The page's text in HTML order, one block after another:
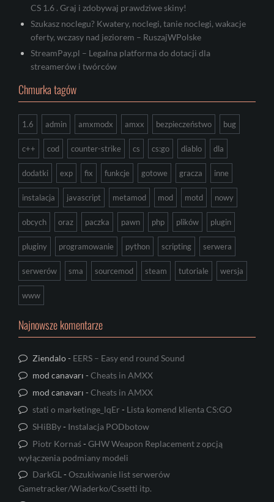
CS 1.6 . Graj i zdobywaj prawdziwe skiny!
Szukasz noclegu? Kwatery, noclegi, tanie noclegi, wakacje
oferty, wczasy nad jeziorem – RuszajWPolske
StreamPay.pl – Legalna platforma do dotacji dla
streamerów i twórców
Chmurka tagów
1.6 admin amxmodx amxx bezpieczeństwo bug
c++ cod counter-strike cs cs:go diablo dla
dodatki exp fix funkcje gotowe gracza inne
instalacja javascript metamod mod motd nowy
obcych oraz paczka pawn php plików plugin
pluginy programowanie python scripting serwera
serwerów sma sourcemod steam tutoriale wersja
www
Najnowsze komentarze
Ziendalo- EERS – Easy end round Sound
mod canavarı -Cheats in AMXX
mod canavarı -Cheats in AMXX
stati o marketinge_lqEr - Lista komend klienta CS:GO
SHiBBy- Instalacja PODbotow
Piotr Kornaś-GHW Weapon Replacement z opcją
wyłączenia podmiany modeli
DarkGL -Oszukiwanie list serwerów
Gametracker/Wiaderko/Cssetti itp.